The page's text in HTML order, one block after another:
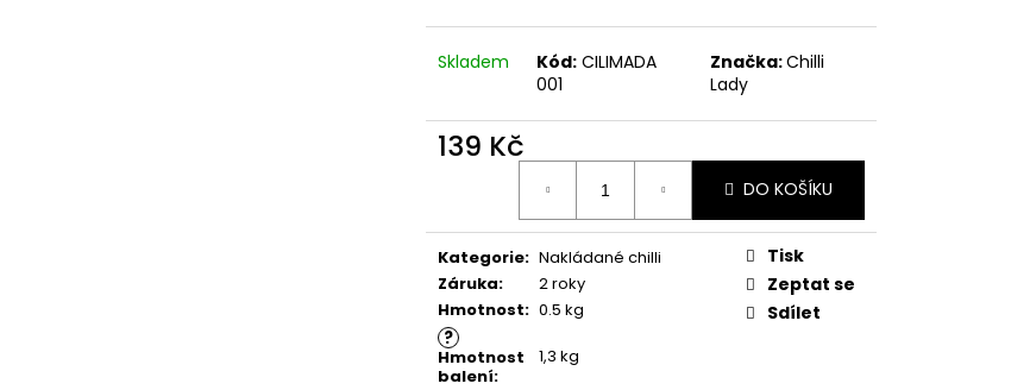
Skladem Kód: CILIMADA
001
Značka:Chilli
Lady
139 Kč
DO KOŠÍKU
Kategorie: Nakládané chilli
Záruka:
2 roky
Hmotnost: 0.5 kg
?
Hmotnost
balení:
1,3 kg
Tisk
Zeptat se
Sdílet